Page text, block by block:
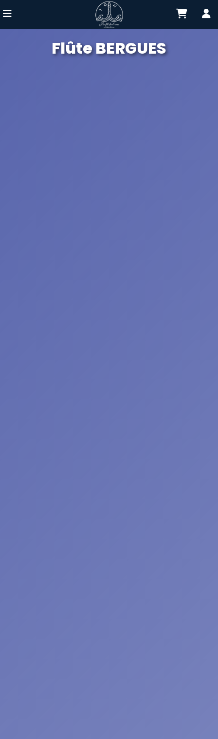
Flûte BERGUES